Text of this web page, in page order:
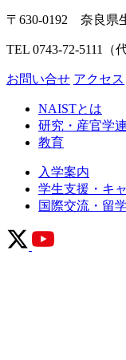
〒630-0192 奈良県
TEL 0743-72-5111（
お問い合せ アクセス
NAISTとは
研究・産官学
教育
入学案内
学生支援・キ
国際交流・留学